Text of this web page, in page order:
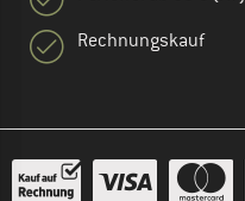
Rechnungskauf